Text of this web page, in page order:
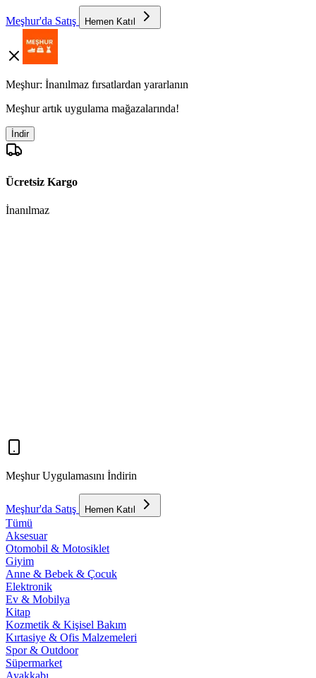
Meşhur'da Satış Hemen Katıl
Meşhur: İnanılmaz fırsatlardan yararlanın
Meşhur artık uygulama mağazalarında!
İndir
Ücretsiz Kargo
İnanılmaz
Meşhur Uygulamasını İndirin
Meşhur'da Satış Hemen Katıl
Tümü
Aksesuar
Otomobil & Motosiklet
Giyim
Anne & Bebek & Çocuk
Elektronik
Ev & Mobilya
Kitap
Kozmetik & Kişisel Bakım
Kırtasiye & Ofis Malzemeleri
Spor & Outdoor
Süpermarket
Ayakkabı